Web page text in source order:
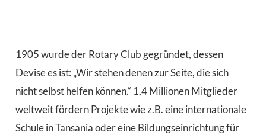
1905 wurde der Rotary Club gegründet, dessen
Devise es ist: „Wir stehen denen zur Seite, die sich
nicht selbst helfen können.“ 1,4 Millionen Mitglieder
weltweit fördern Projekte wie z.B. eine internationale
Schule in Tansania oder eine Bildungseinrichtung für